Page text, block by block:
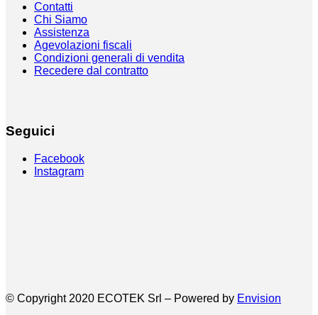
Contatti
Chi Siamo
Assistenza
Agevolazioni fiscali
Condizioni generali di vendita
Recedere dal contratto
Seguici
Facebook
Instagram
© Copyright 2020 ECOTEK Srl – Powered by Envision